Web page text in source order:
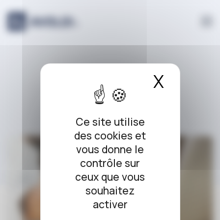
Panneau de gestion des cookies
Ce site utilise
des cookies et
vous donne le
contrôle sur
ceux que vous
souhaitez
activer
X
e-commerce